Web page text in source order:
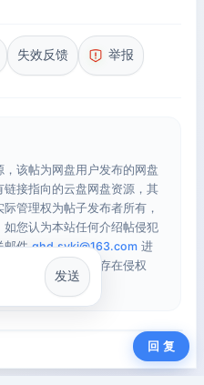
失效反馈 举报
该帖为网盘用户发布的网盘
接指向的云盘网盘资源，其
管理权为帖子发布者所有，
您认为本站任何介绍帖侵犯
邮件qhd.sykj@163.com 进
链接指向的资源存在侵权
！
发送
回 复